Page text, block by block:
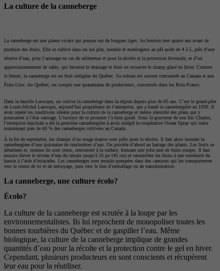
La culture de la canneberge
La canneberge est une plante vivace qui pousse sur de longues tiges. Sa bouture met quatre ans avant de
produire des fruits. Elle se cultive dans un sol plat, meuble et marécageux au pH acide de 4 à 5, près d’une
réserve d’eau, pour l’arrosage en cas de sécheresse et pour la récolte et la protection hivernale, et d’un
approvisionnement de sable, qui favorise le drainage et dont on recouvre le champ glacé en hiver. Comme
le bleuet, la canneberge est un fruit indigène du Québec. Sa culture est surtout concentrée au Canada et aux
États-Unis. Au Québec, on compte une quarantaine de producteurs, concentrés dans les Bois-Francs.
Dans la famille Larocque, on cultive la canneberge dans la région depuis plus de 65 ans. C’est le grand-père
de Louis-Michel Larocque, aujourd’hui propriétaire de l’entreprise, qui a fondé la cannebergière en 1939. Il
avait repéré les conditions idéales pour la culture de la canneberge et même identifié des plans qui y
poussaient à l’état sauvage. L’instinct de ce pionnier l’a bien guidé. Sous la gouverne de son fils Charles,
l’entreprise familiale a été la première cannebergière à avoir intégré la coopérative Ocean Spray qui traite
maintenant près de 60 % des canneberges cultivées au Canada.
À la fin de septembre, les champs d’un rouge mauve sont prêts pour la récolte. Il faut alors inonder la
cannebergière d’une quinzaine de centimètres d’eau. On procède d’abord au battage des plants. Les fruits se
détachent et, comme ils sont creux, remontent à la surface, formant une jolie mer de fruits rouges. Il faut
ensuite élever le niveau d’eau du terrain jusqu’à 16 po (40 cm) et rassembler les fruits à une extrémité du
bassin à l’aide d’estacades. Les canneberges sont ensuite pompées dans des camions qui les transporteront
vers le centre de tri et de nettoyage, puis vers le lieu d’emballage ou de transformation.
La canneberge, une culture écolo?
Écolo?
La culture de la canneberge est scrutée à la loupe par les
environnementalistes. Ils lui reprochent de monopoliser toutes les
bonnes tourbières du Québec et de gaspiller l’eau. Même
biologique, la culture de la canneberge implique de grandes
quantités d’eau pour la récolte et la protection contre le gel en hiver.
Cependant, plusieurs producteurs en sont conscients et récupèrent
leur eau pour la réutiliser.